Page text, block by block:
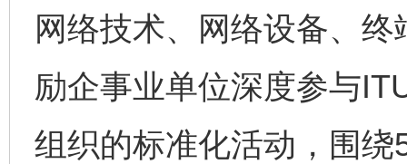
网络技术、网络设备、
励企事业单位深度参与
组织的标准化活动，围